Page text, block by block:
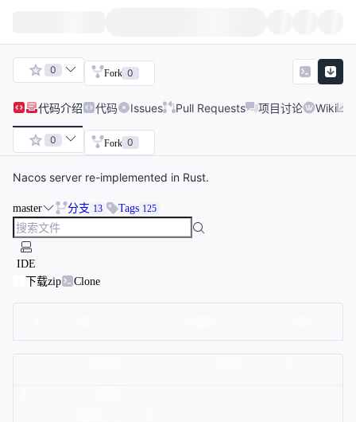
0 Fork 0
代码介绍 代码 Issues Pull Requests 项目讨论 Wiki
0 Fork 0
Nacos server re-implemented in Rust.
master 分支 13 Tags 125
IDE
下载zip
Clone